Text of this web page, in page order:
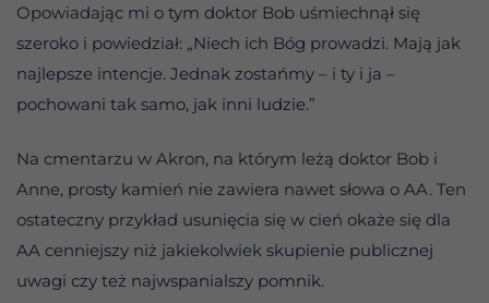
Opowiadając mi o tym doktor Bob uśmiechnął się
szeroko i powiedział: „Niech ich Bóg prowadzi. Mają jak
najlepsze intencje. Jednak zostańmy – i ty i ja –
pochowani tak samo, jak inni ludzie.”
Na cmentarzu w Akron, na którym leżą doktor Bob i
Anne, prosty kamień nie zawiera nawet słowa o AA. Ten
ostateczny przykład usunięcia się w cień okaże się dla
AA cenniejszy niż jakiekolwiek skupienie publicznej
uwagi czy też najwspanialszy pomnik.